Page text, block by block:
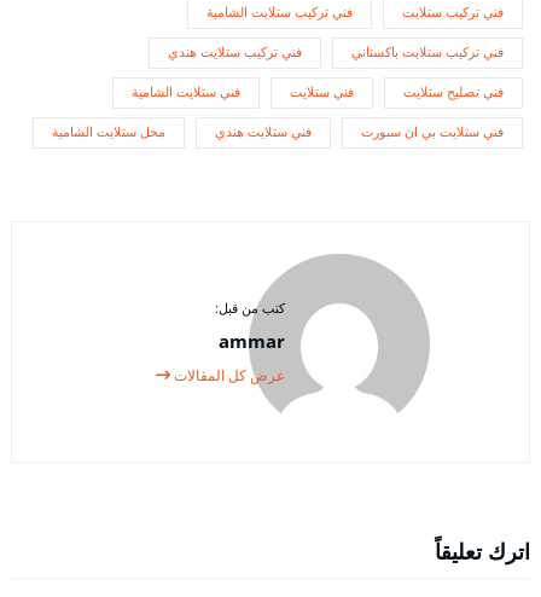
فني تركيب ستلايت فني تركيب ستلايت الشامية
فني تركيب ستلايت باكستاني فني تركيب ستلايت هندي
فني تصليح ستلايت فني ستلايت فني ستلايت الشامية
فني ستلايت بي ان سبورت فني ستلايت هندي محل ستلايت الشامية
كتب من قبل:
ammar
عرض كل المقالات
اترك تعليقاً